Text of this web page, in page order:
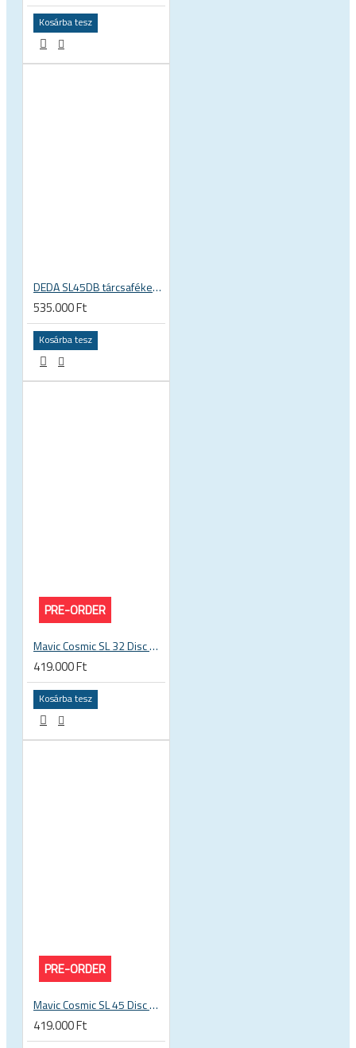
Kosárba tesz
DEDA SL45DB tárcsafékes karbon peremes országúti kerékszett
535.000 Ft
Kosárba tesz
PRE-ORDER
Mavic Cosmic SL 32 Disc UST karbon országúti kerékszett
419.000 Ft
Kosárba tesz
PRE-ORDER
Mavic Cosmic SL 45 Disc UST karbon országúti kerékszett
419.000 Ft